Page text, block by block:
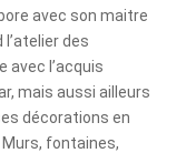
avec son maitre
des
avec l’acquis
mais aussi ailleurs
décorations en
fontaines,